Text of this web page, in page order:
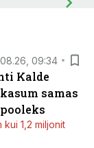
09:34
Kalde
samas
kui 1,2 miljonit